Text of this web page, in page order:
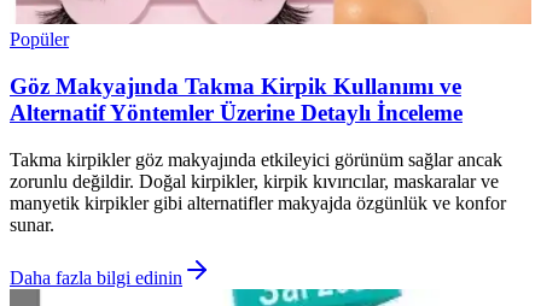
Popüler
Göz Makyajında Takma Kirpik Kullanımı ve
Alternatif Yöntemler Üzerine Detaylı İnceleme
Takma kirpikler göz makyajında etkileyici görünüm sağlar ancak
zorunlu değildir. Doğal kirpikler, kirpik kıvırıcılar, maskaralar ve
manyetik kirpikler gibi alternatifler makyajda özgünlük ve konfor
sunar.
Daha fazla bilgi edinin